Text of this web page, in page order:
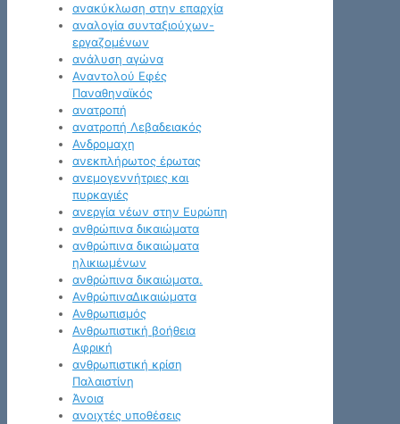
ανακύκλωση στην επαρχία
αναλογία συνταξιούχων-
εργαζομένων
ανάλυση αγώνα
Αναντολού Εφές
Παναθηναϊκός
ανατροπή
ανατροπή Λεβαδειακός
Ανδρομαχη
ανεκπλήρωτος έρωτας
ανεμογεννήτριες και
πυρκαγιές
ανεργία νέων στην Ευρώπη
ανθρώπινα δικαιώματα
ανθρώπινα δικαιώματα
ηλικιωμένων
ανθρώπινα δικαιώματα.
ΑνθρώπιναΔικαιώματα
Ανθρωπισμός
Ανθρωπιστική βοήθεια
Αφρική
ανθρωπιστική κρίση
Παλαιστίνη
Άνοια
ανοιχτές υποθέσεις